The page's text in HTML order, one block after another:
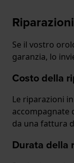
Se il vostro
garanzia, lo
Costo della
Le riparazioni
accompagnate
da una fattura
Durata della